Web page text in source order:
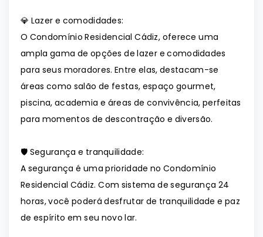
💎 Lazer e comodidades:
O Condomínio Residencial Cádiz, oferece uma
ampla gama de opções de lazer e comodidades
para seus moradores. Entre elas, destacam-se
áreas como salão de festas, espaço gourmet,
piscina, academia e áreas de convivência, perfeitas
para momentos de descontração e diversão.
🛡️ Segurança e tranquilidade:
A segurança é uma prioridade no Condomínio
Residencial Cádiz. Com sistema de segurança 24
horas, você poderá desfrutar de tranquilidade e paz
de espírito em seu novo lar.